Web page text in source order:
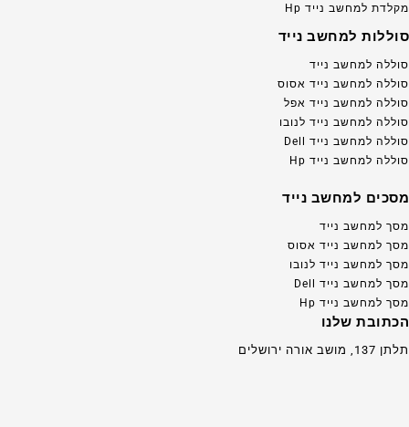
מקלדת למחשב נייד Hp
סוללות למחשב נייד
סוללה למחשב נייד
סוללה למחשב נייד אסוס
סוללה למחשב נייד אפל
סוללה למחשב נייד לנובו
סוללה למחשב נייד Dell
סוללה למחשב נייד Hp
מסכים למחשב נייד
מסך למחשב נייד
מסך למחשב נייד אסוס
מסך למחשב נייד לנובו
מסך למחשב נייד Dell
מסך למחשב נייד Hp
הכתובת שלנו
תלתן 137, מושב אורה ירושלים